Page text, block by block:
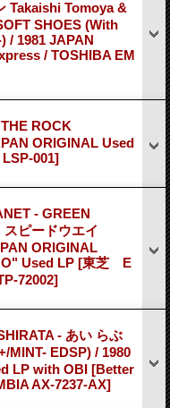
Takaishi Tomoya &
SHOES (With
/ 1981 JAPAN
/ TOSHIBA EM
ROCK
ORIGINAL Used
001]
- GREEN
ピードウエイ
ORIGINAL
Used LP [東芝 E
72002]
- あい らぶ
MINT- EDSP) / 1980
LP with OBI [Better
AX-7237-AX]